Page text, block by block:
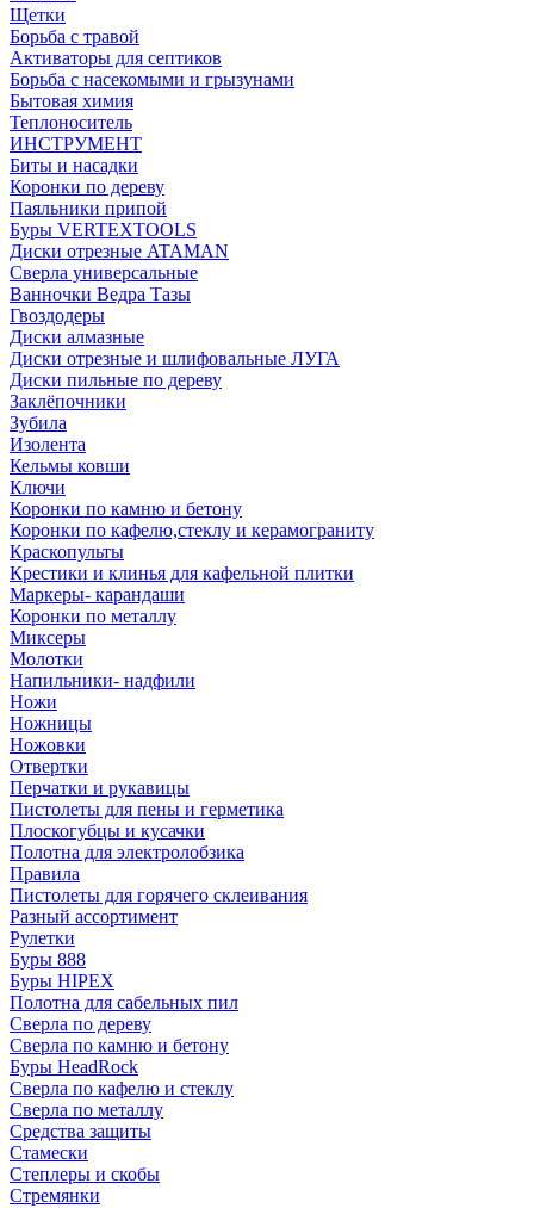
Щетки
Борьба с травой
Активаторы для септиков
Борьба с насекомыми и грызунами
Бытовая химия
Теплоноситель
ИНСТРУМЕНТ
Биты и насадки
Коронки по дереву
Паяльники припой
Буры VERTEXTOOLS
Диски отрезные ATAMAN
Сверла универсальные
Ванночки Ведра Тазы
Гвоздодеры
Диски алмазные
Диски отрезные и шлифовальные ЛУГА
Диски пильные по дереву
Заклёпочники
Зубила
Изолента
Кельмы ковши
Ключи
Коронки по камню и бетону
Коронки по кафелю,стеклу и керамограниту
Краскопульты
Крестики и клинья для кафельной плитки
Маркеры- карандаши
Коронки по металлу
Миксеры
Молотки
Напильники- надфили
Ножи
Ножницы
Ножовки
Отвертки
Перчатки и рукавицы
Пистолеты для пены и герметика
Плоскогубцы и кусачки
Полотна для электролобзика
Правила
Пистолеты для горячего склеивания
Разный ассортимент
Рулетки
Буры 888
Буры HIPEX
Полотна для сабельных пил
Сверла по дереву
Сверла по камню и бетону
Буры HeadRock
Сверла по кафелю и стеклу
Сверла по металлу
Средства защиты
Стамески
Степлеры и скобы
Стремянки